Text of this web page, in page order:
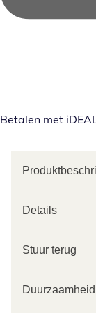
Betalen met
Details
Stuur terug
Duurzaamheid